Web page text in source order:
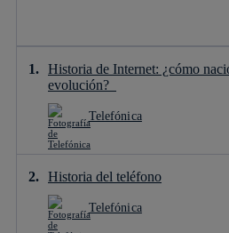
Historia de Internet: ¿cómo
evolución?
Telefónica
Historia del teléfono
Telefónica